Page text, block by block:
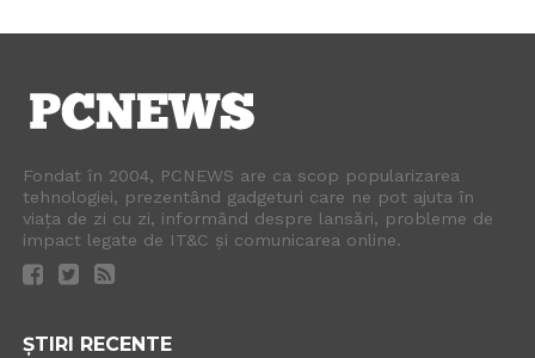
Fondat în 2004, PCNEWS are ca scop popularizarea
tehnologiei, prezentând gadgeturi care ne pot ajuta în
viața de zi cu zi, informând despre lansări, probleme de
impact legate de IT&C și comunicarea online.
ȘTIRI RECENTE